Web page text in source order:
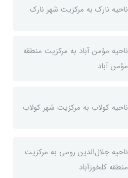
ناحيه نارك به مركزيت شهر نارك
ناحيه مؤمن آباد به مركزيت منطقه
مؤمن آباد
ناحيه كولاب به مركزيت شهر كولاب
ناحيه جلال‌الدين رومی به مركزيت
منطقه كلخوزآباد